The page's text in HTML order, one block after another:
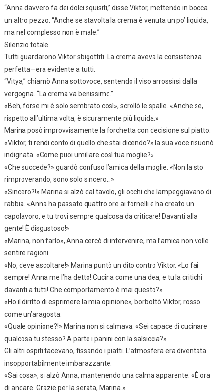
“Anna davvero fa dei dolci squisiti,” disse Viktor, mettendo in bocca
un altro pezzo. “Anche se stavolta la crema è venuta un po’ liquida,
ma nel complesso non è male.”
Silenzio totale.
Tutti guardarono Viktor sbigottiti. La crema aveva la consistenza
perfetta—era evidente a tutti.
“Vitya,” chiamò Anna sottovoce, sentendo il viso arrossirsi dalla
vergogna. “La crema va benissimo.”
«Beh, forse mi è solo sembrato così», scrollò le spalle. «Anche se,
rispetto all’ultima volta, è sicuramente più liquida.»
Marina posò improvvisamente la forchetta con decisione sul piatto.
«Viktor, ti rendi conto di quello che stai dicendo?» la sua voce risuonò
indignata. «Come puoi umiliare così tua moglie?»
«Che succede?» guardò confuso l’amica della moglie. «Non la sto
rimproverando, sono solo sincero…»
«Sincero?!» Marina si alzò dal tavolo, gli occhi che lampeggiavano di
rabbia. «Anna ha passato quattro ore ai fornelli e ha creato un
capolavoro, e tu trovi sempre qualcosa da criticare! Davanti alla
gente! È disgustoso!»
«Marina, non farlo», Anna cercò di intervenire, ma l’amica non volle
sentire ragioni.
«No, deve ascoltare!» Marina puntò un dito contro Viktor. «Lo fai
sempre! Anna me l’ha detto! Cucina come una dea, e tu la critichi
davanti a tutti! Che comportamento è mai questo?»
«Ho il diritto di esprimere la mia opinione», borbottò Viktor, rosso
come un’aragosta.
«Quale opinione?!» Marina non si calmava. «Sei capace di cucinare
qualcosa tu stesso? A parte i panini con la salsiccia?»
Gli altri ospiti tacevano, fissando i piatti. L’atmosfera era diventata
insopportabilmente imbarazzante.
«Sai cosa», si alzò Anna, mantenendo una calma apparente. «È ora
di andare. Grazie per la serata, Marina.»